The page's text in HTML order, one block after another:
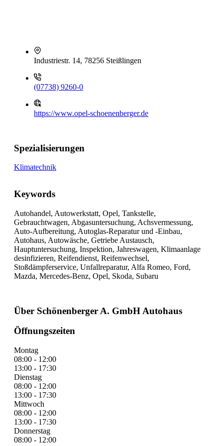
Industriestr. 14, 78256 Steißlingen
(07738) 9260-0
https://www.opel-schoenenberger.de
Spezialisierungen
Klimatechnik
Keywords
Autohandel, Autowerkstatt, Opel, Tankstelle,
Gebrauchtwagen, Abgasuntersuchung, Achsvermessung,
Auto-Aufbereitung, Autoglas-Reparatur und -Einbau,
Autohaus, Autowäsche, Getriebe Austausch,
Hauptuntersuchung, Inspektion, Jahreswagen, Klimaanlage
desinfizieren, Reifendienst, Reifenwechsel,
Stoßdämpferservice, Unfallreparatur, Alfa Romeo, Ford,
Mazda, Mercedes-Benz, Opel, Skoda, Subaru
Über Schönenberger A. GmbH Autohaus
Öffnungszeiten
Montag
08:00 - 12:00
13:00 - 17:30
Dienstag
08:00 - 12:00
13:00 - 17:30
Mittwoch
08:00 - 12:00
13:00 - 17:30
Donnerstag
08:00 - 12:00